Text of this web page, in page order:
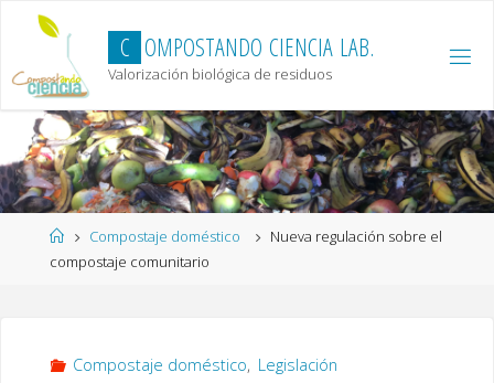
content
C OMPOSTANDO CIENCIA LAB.
Valorización biológica de residuos
HomeCompostaje doméstico
Nueva regulación sobre el
compostaje comunitario
Compostaje doméstico, Legislación